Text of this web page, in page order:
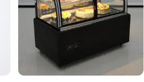
营扩展空间。若计划增加冰淇淋或冷冻
体最低制冷温度是否达标。接下来需要
如何与店内其他冷藏设备协同工作。
：容易被忽略但影响使用体验的关